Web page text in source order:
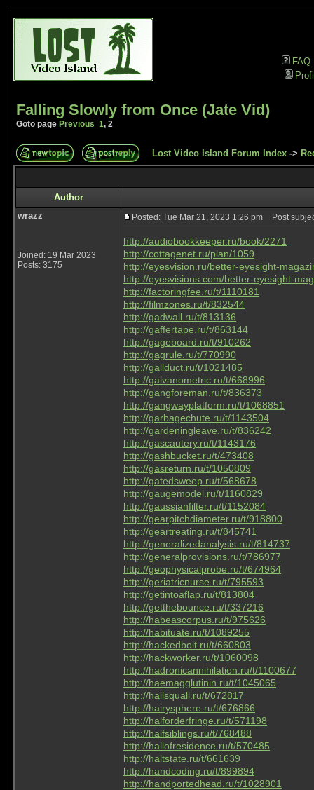
FAQ
Falling Slowly from Once (Jate Vid)
Goto page Previous 1, 2
Lost Video Island Forum Index ->
Author
wrazz
Joined: 19 Mar 2023
Posts: 3175
Posted: Tue Mar 21, 2023 1:26 pm Post
http://audiobookkeeper.ru/book/2271
http://cottagenet.ru/plan/1059
http://eyesvision.ru/better-eyesight-
http://eyesvisions.com/better-eyesight-
http://factoringfee.ru/t/1110181
http://filmzones.ru/t/832544
http://gadwall.ru/t/813136
http://gaffertape.ru/t/863144
http://gageboard.ru/t/910262
http://gagrule.ru/t/770990
http://gallduct.ru/t/1021485
http://galvanometric.ru/t/668996
http://gangforeman.ru/t/836373
http://gangwayplatform.ru/t/1068851
http://garbagechute.ru/t/1143504
http://gardeningleave.ru/t/836242
http://gascautery.ru/t/1143176
http://gashbucket.ru/t/473408
http://gasreturn.ru/t/1050809
http://gatedsweep.ru/t/568678
http://gaugemodel.ru/t/1160829
http://gaussianfilter.ru/t/1152084
http://gearpitchdiameter.ru/t/918800
http://geartreating.ru/t/845741
http://generalizedanalysis.ru/t/814737
http://generalprovisions.ru/t/786977
http://geophysicalprobe.ru/t/674964
http://geriatricnurse.ru/t/795593
http://getintoaflap.ru/t/813804
http://getthebounce.ru/t/337216
http://habeascorpus.ru/t/975626
http://habituate.ru/t/1089255
http://hackedbolt.ru/t/660803
http://hackworker.ru/t/1060098
http://hadronicannihilation.ru/t/1100677
http://haemagglutinin.ru/t/1045065
http://hailsquall.ru/t/672817
http://hairysphere.ru/t/676866
http://halforderfringe.ru/t/571198
http://halfsiblings.ru/t/768488
http://hallofresidence.ru/t/570485
http://haltstate.ru/t/661639
http://handcoding.ru/t/899894
http://handportedhead.ru/t/1028901